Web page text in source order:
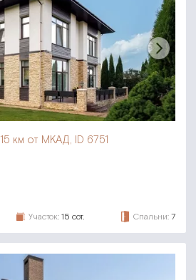
15 км от МКАД, ID 6751
Участок: 15 сот. Спальни: 7